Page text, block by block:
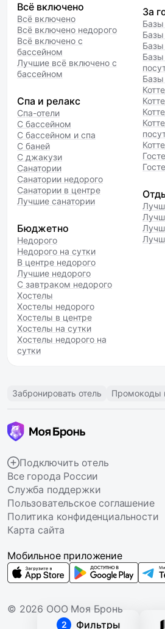
2 Фильтры
Всё включено
Всё включено
Всё включено недорого
Всё включено с
бассейном
Лучшие всё включено с
бассейном
Спа и релакс
Спа-отели
С бассейном
С бассейном и спа
С баней
С джакузи
Санатории
Санатории недорого
Санатории в центре
Лучшие санатории
Бюджетно
Недорого
Недорого на сутки
В центре недорого
Лучшие недорого
С завтраком недорого
Хостелы
Хостелы недорого
Хостелы в центре
Хостелы на сутки
Хостелы недорого на
сутки
За
Базы
Базы
Базы
Базы
Базы
Забронировать отель Промокоды
Подключить отель
Все города России
Служба поддержки
Пользовательское соглашение
Политика конфиденциальности
Карта сайта
© 2026 ООО Моя Бронь
Мобильное приложение